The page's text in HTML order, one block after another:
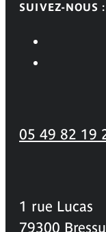
SUIVEZ-NOUS :
05 49 82 19
1 rue Lucas
79300